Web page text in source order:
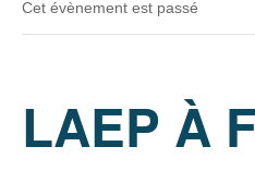
Cet évènement est passé
LAEP À